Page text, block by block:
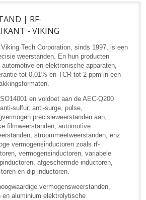
| RF-
- VIKING
Tech Corporation, sinds 1997, is een
weerstanden. En hun producten
en elektronische apparaten,
tot 0,01% en TCR tot 2 ppm in een
en voldoet aan de AEC-Q200
sulfur, anti-surge, pulse,
precisieweerstanden aan,
filmweerstanden, automotive
stroommeetweerstanden, enz.
vermogensinductoren zoals rf-
vermogensinductoren, variabele
afgeschermde inductoren,
en dip-inductoren.
vermogensweerstanden,
en aluminium elektrolytische